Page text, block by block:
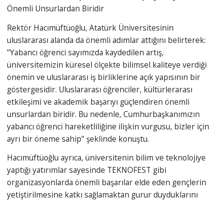
Önemli Unsurlardan Biridir
Rektör Hacımüftüoğlu, Atatürk Üniversitesinin
uluslararası alanda da önemli adımlar attığını belirterek:
"Yabancı öğrenci sayımızda kaydedilen artış,
üniversitemizin küresel ölçekte bilimsel kaliteye verdiği
önemin ve uluslararası iş birliklerine açık yapısının bir
göstergesidir. Uluslararası öğrenciler, kültürlerarası
etkileşimi ve akademik başarıyı güçlendiren önemli
unsurlardan biridir. Bu nedenle, Cumhurbaşkanımızın
yabancı öğrenci hareketliliğine ilişkin vurgusu, bizler için
ayrı bir öneme sahip" şeklinde konuştu.
Hacımüftüoğlu ayrıca, üniversitenin bilim ve teknolojiye
yaptığı yatırımlar sayesinde TEKNOFEST gibi
organizasyonlarda önemli başarılar elde eden gençlerin
yetiştirilmesine katkı sağlamaktan gurur duyduklarını